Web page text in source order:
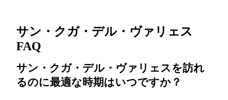
サン・クガ・デル・ヴァリェス
FAQ
サン・クガ・デル・ヴァリェスを訪れ
るのに最適な時期はいつですか？